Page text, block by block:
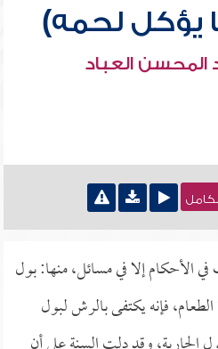
يؤكل لحمه)
العباد
الأحكام إلا في مسائل، منها: بول
فإنه يكتفى بالرش لبول